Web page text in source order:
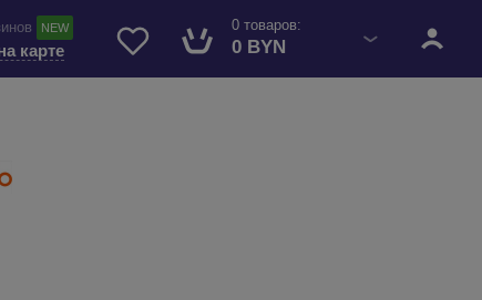
0 товаров:
0 BYN
NEW
карте